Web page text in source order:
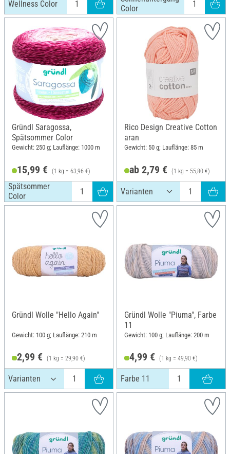
Wellness Color
Color
Gründl Saragossa,
Spätsommer Color
Gewicht: 250 g; Lauflänge: 1000 m
15,99 € (1 kg = 63,96 €)
Spätsommer
Color
Rico Design Creative Cotton
aran
Gewicht: 50 g; Lauflänge: 85 m
ab 2,79 € (1 kg = 55,80 €)
Gründl Wolle "Hello Again"
Gewicht: 100 g; Lauflänge: 210 m
2,99 € (1 kg = 29,90 €)
Gründl Wolle "Piuma", Farbe
11
Gewicht: 100 g; Lauflänge: 200 m
4,99 € (1 kg = 49,90 €)
Farbe 11